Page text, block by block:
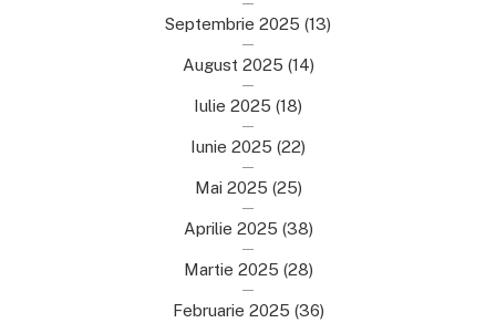
Septembrie 2025 (13)
August 2025 (14)
Iulie 2025 (18)
Iunie 2025 (22)
Mai 2025 (25)
Aprilie 2025 (38)
Martie 2025 (28)
Februarie 2025 (36)